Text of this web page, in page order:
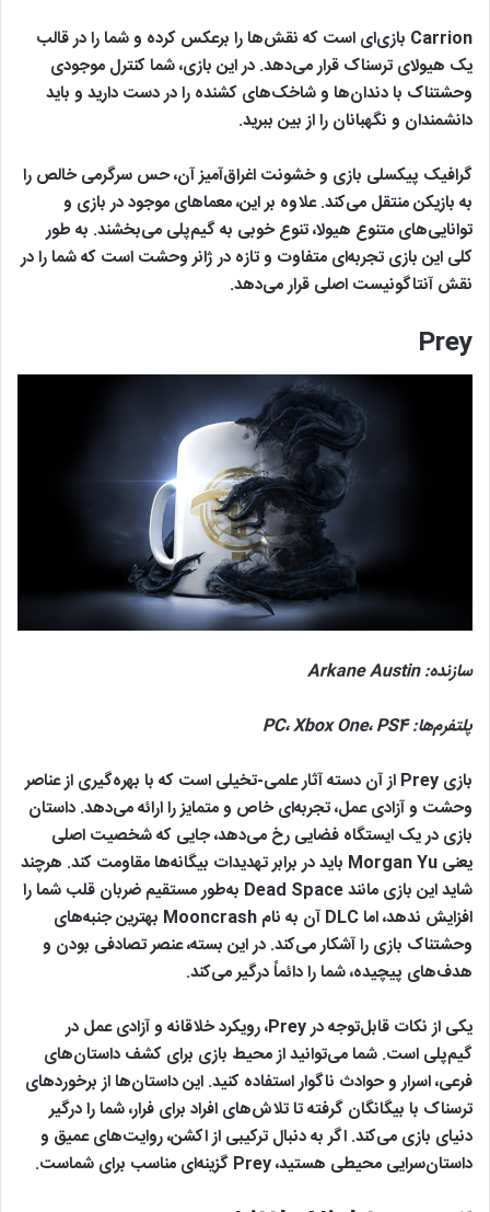
Carrion بازی‌ای است که نقش‌ها را برعکس کرده و شما را در قالب
یک هیولای ترسناک قرار می‌دهد. در این بازی، شما کنترل موجودی
وحشتناک با دندان‌ها و شاخک‌های کشنده را در دست دارید و باید
دانشمندان و نگهبانان را از بین ببرید.
گرافیک پیکسلی بازی و خشونت اغراق‌آمیز آن، حس سرگرمی خالص را
به بازیکن منتقل می‌کند. علاوه بر این، معماهای موجود در بازی و
توانایی‌های متنوع هیولا، تنوع خوبی به گیم‌پلی می‌بخشند. به طور
کلی این بازی تجربه‌ای متفاوت و تازه در ژانر وحشت است که شما را در
نقش آنتاگونیست اصلی قرار می‌دهد.
Prey
سازنده:Arkane Austin
پلتفرم‌ها:
PC،Xbox One،PS4
بازی Prey از آن دسته آثار علمی-تخیلی است که با بهره‌گیری از عناصر
وحشت و آزادی عمل، تجربه‌ای خاص و متمایز را ارائه می‌دهد. داستان
بازی در یک ایستگاه فضایی رخ می‌دهد، جایی که شخصیت اصلی
یعنی Morgan Yu باید در برابر تهدیدات بیگانه‌ها مقاومت کند. هرچند
شاید این بازی مانند Dead Space به‌طور مستقیم ضربان قلب شما را
افزایش ندهد، اما DLC آن به نام Mooncrash بهترین جنبه‌های
وحشتناک بازی را آشکار می‌کند. در این بسته، عنصر تصادفی بودن و
هدف‌های پیچیده، شما را دائماً درگیر می‌کند.
یکی از نکات قابل‌توجه در Prey، رویکرد خلاقانه و آزادی عمل در
گیم‌پلی است. شما می‌توانید از محیط بازی برای کشف داستان‌های
فرعی، اسرار و حوادث ناگوار استفاده کنید. این داستان‌ها از برخوردهای
ترسناک با بیگانگان گرفته تا تلاش‌های افراد برای فرار، شما را درگیر
دنیای بازی می‌کند. اگر به دنبال ترکیبی از اکشن، روایت‌های عمیق و
داستان‌سرایی محیطی هستید، Prey گزینه‌ای مناسب برای شماست.